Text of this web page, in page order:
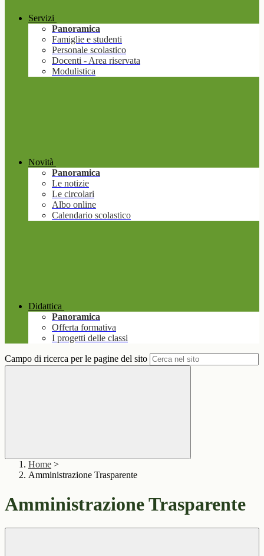
Servizi
Panoramica
Famiglie e studenti
Personale scolastico
Docenti - Area riservata
Modulistica
Novità
Panoramica
Le notizie
Le circolari
Albo online
Calendario scolastico
Didattica
Panoramica
Offerta formativa
I progetti delle classi
Campo di ricerca per le pagine del sito
Home >
Amministrazione Trasparente
Amministrazione Trasparente